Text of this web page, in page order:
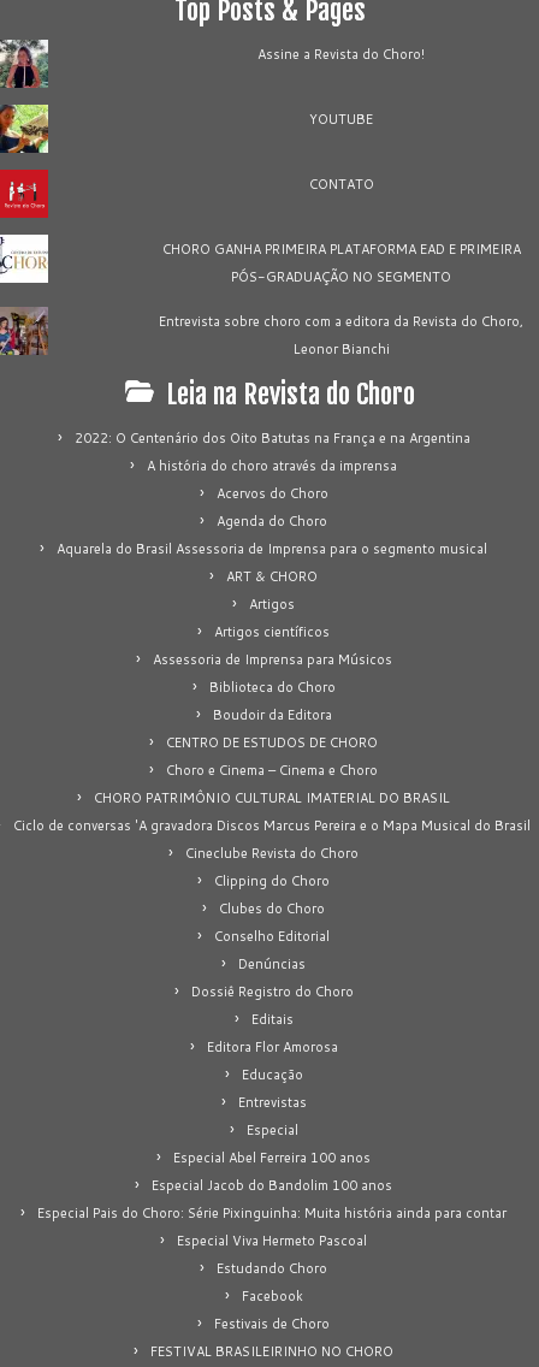
Top Posts & Pages
Assine a Revista do Choro!
YOUTUBE
CONTATO
CHORO GANHA PRIMEIRA PLATAFORMA EAD E PRIMEIRA
PÓS-GRADUAÇÃO NO SEGMENTO
Entrevista sobre choro com a editora da Revista do Choro,
Leonor Bianchi
Leia na Revista do Choro
2022: O Centenário dos Oito Batutas na França e na Argentina
A história do choro através da imprensa
Acervos do Choro
Agenda do Choro
Aquarela do Brasil Assessoria de Imprensa para o segmento musical
ART & CHORO
Artigos
Artigos científicos
Assessoria de Imprensa para Músicos
Biblioteca do Choro
Boudoir da Editora
CENTRO DE ESTUDOS DE CHORO
Choro e Cinema – Cinema e Choro
CHORO PATRIMÔNIO CULTURAL IMATERIAL DO BRASIL
Ciclo de conversas 'A gravadora Discos Marcus Pereira e o Mapa Musical do Brasil
Cineclube Revista do Choro
Clipping do Choro
Clubes do Choro
Conselho Editorial
Denúncias
Dossiê Registro do Choro
Editais
Editora Flor Amorosa
Educação
Entrevistas
Especial
Especial Abel Ferreira 100 anos
Especial Jacob do Bandolim 100 anos
Especial Pais do Choro: Série Pixinguinha: Muita história ainda para contar
Especial Viva Hermeto Pascoal
Estudando Choro
Facebook
Festivais de Choro
FESTIVAL BRASILEIRINHO NO CHORO